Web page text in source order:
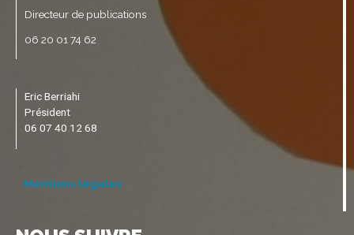
Directeur de publications
06 20 01 74 62
Eric Berriahi
Président
06 07 40 12 68
Mentions légales